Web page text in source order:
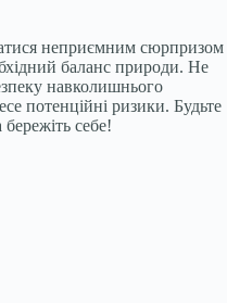
неприємним сюрпризом
баланс природи. Не
навколишнього
потенційні ризики. Будьте
себе!